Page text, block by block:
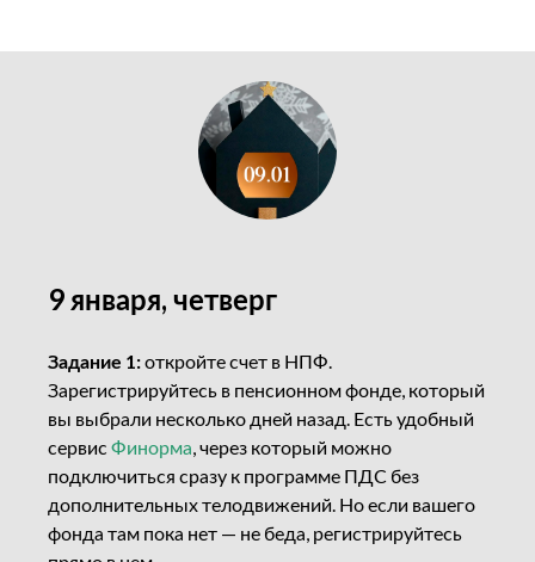
9 января, четверг
Задание 1:откройте счет в НПФ.
Зарегистрируйтесь в пенсионном фонде, который
вы выбрали несколько дней назад. Есть удобный
сервис Финорма, через который можно
подключиться сразу к программе ПДС без
дополнительных телодвижений. Но если вашего
фонда там пока нет — не беда, регистрируйтесь